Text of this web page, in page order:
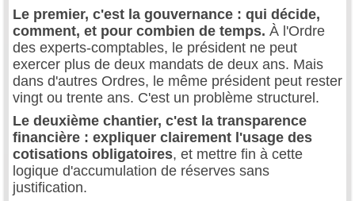
Le premier, c'est la gouvernance : qui décide,
comment, et pour combien de temps. À l'Ordre
des experts-comptables, le président ne peut
exercer plus de deux mandats de deux ans. Mais
dans d'autres Ordres, le même président peut rester
vingt ou trente ans. C'est un problème structurel.
Le deuxième chantier, c'est la transparence
financière : expliquer clairement l'usage des
cotisations obligatoires, et mettre fin à cette
logique d'accumulation de réserves sans
justification.